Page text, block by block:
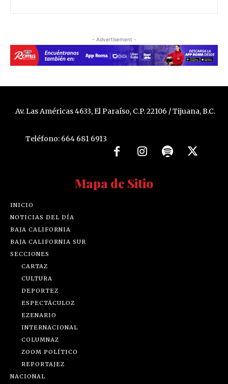
- Advertisement -
Av. Las Américas 4633, El Paraíso, C.P. 22106 / Tijuana, B.C.
Teléfono: 664 681 6913
Mapa de Sitio
INICIO
NOTICIAS DEL DÍA
BAJA CALIFORNIA
BAJA CALIFORNIA SUR
SECCIONES
CARTAZ
CULTURA
DEPORTEZ
ESPECTÁCULOZ
EZENARIO
INTERNACIONAL
COLUMNAZ
ZOOM POLÍTICO
REPORTAJEZ
NACIONAL